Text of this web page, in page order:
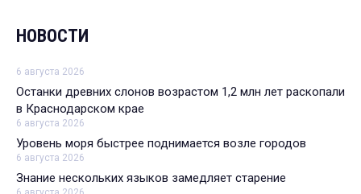
НОВОСТИ
6 августа 2026
Останки древних слонов возрастом 1,2 млн лет раскопали
в Краснодарском крае
6 августа 2026
Уровень моря быстрее поднимается возле городов
6 августа 2026
Знание нескольких языков замедляет старение